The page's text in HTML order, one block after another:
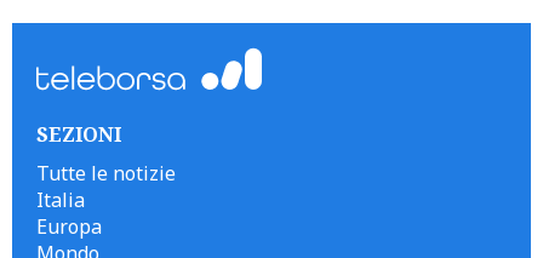
SEZIONI
Tutte le notizie
Italia
Europa